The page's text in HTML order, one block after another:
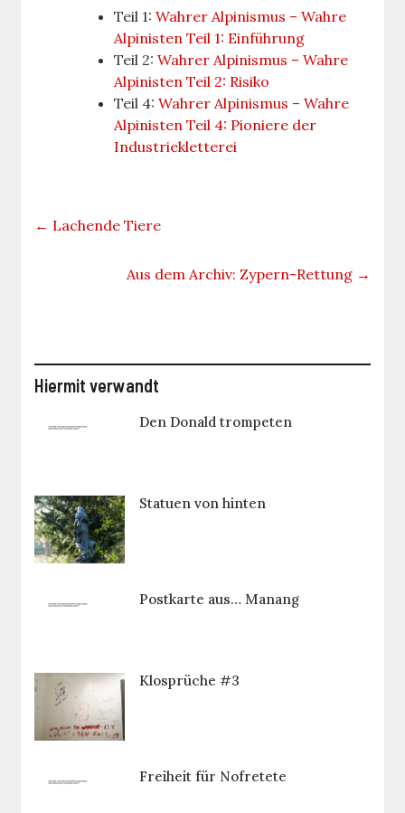
Teil 1:Wahrer Alpinismus – Wahre
Alpinisten Teil 1: Einführung
Teil 2:Wahrer Alpinismus – Wahre
Alpinisten Teil 2: Risiko
Teil 4:Wahrer Alpinismus – Wahre
Alpinisten Teil 4: Pioniere der
Industriekletterei
← Lachende Tiere
Aus dem Archiv: Zypern-Rettung →
Hiermit verwandt
Den Donald trompeten
Statuen von hinten
Postkarte aus… Manang
Klosprüche #3
Freiheit für Nofretete